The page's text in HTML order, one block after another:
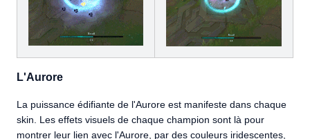
L'Aurore
La puissance édifiante de l'Aurore est manifeste dans chaque
skin. Les effets visuels de chaque champion sont là pour
montrer leur lien avec l'Aurore, par des couleurs iridescentes,